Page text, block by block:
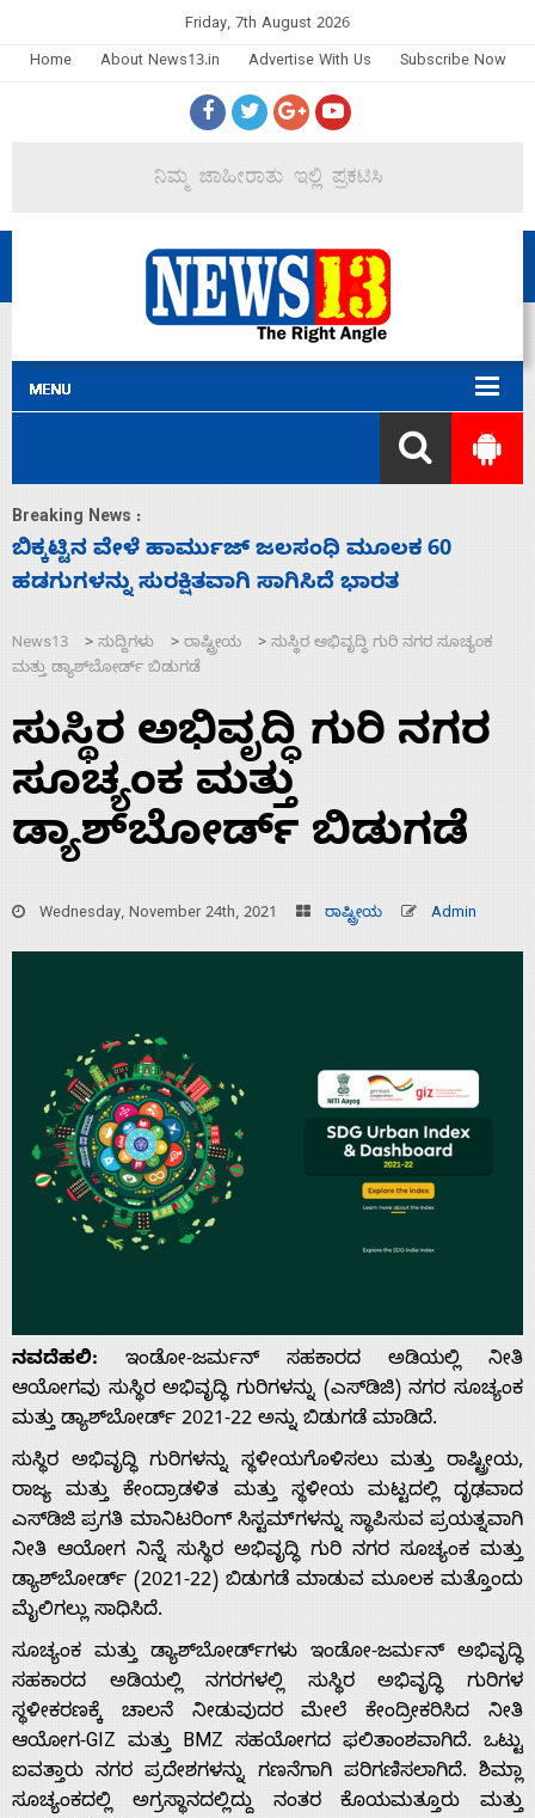
Friday, 7th August 2026
Home
About News13.in Advertise With Us Subscribe Now
Breaking News :
ನಾಗೇಂದ್ರ ರಾಜೀನಾಮೆ ಕೊಡದಿದ್ದರೆ ಸದನ ನಡೆಸಲು
ಬಿಡೆವು: ಛಲವಾದಿ ನಾರಾಯಣಸ್ವಾಮಿ
Home
About
News13 > ಸುದ್ದಿಗಳು > ರಾಷ್ಟ್ರೀಯ > ಸುಸ್ಥಿರ ಅಭಿವೃದ್ಧಿ ಗುರಿ ನಗರ ಸೂಚ್ಯಂಕ
ಮತ್ತು ಡ್ಯಾಶ್‌ಬೋರ್ಡ್ ಬಿಡುಗಡೆ
ಸುಸ್ಥಿರ ಅಭಿವೃದ್ಧಿ ಗುರಿ ನಗರ
ಸೂಚ್ಯಂಕ ಮತ್ತು
ಡ್ಯಾಶ್‌ಬೋರ್ಡ್ ಬಿಡುಗಡೆ
Wednesday, November 24th, 2021 ರಾಷ್ಟ್ರೀಯ Admin
ನವದೆಹಲಿ: ಇಂಡೋ-ಜರ್ಮನ್ ಸಹಕಾರದ ಅಡಿಯಲ್ಲಿ ನೀತಿ
ಆಯೋಗವು ಸುಸ್ಥಿರ ಅಭಿವೃದ್ಧಿ ಗುರಿಗಳನ್ನು (ಎಸ್‌ಡಿಜಿ) ನಗರ ಸೂಚ್ಯಂಕ
ಮತ್ತು ಡ್ಯಾಶ್‌ಬೋರ್ಡ್ 2021-22 ಅನ್ನು ಬಿಡುಗಡೆ ಮಾಡಿದೆ.
ಸುಸ್ಥಿರ ಅಭಿವೃದ್ಧಿ ಗುರಿಗಳನ್ನು ಸ್ಥಳೀಯಗೊಳಿಸಲು ಮತ್ತು ರಾಷ್ಟ್ರೀಯ,
ರಾಜ್ಯ ಮತ್ತು ಕೇಂದ್ರಾಡಳಿತ ಮತ್ತು ಸ್ಥಳೀಯ ಮಟ್ಟದಲ್ಲಿ ದೃಢವಾದ
ಎಸ್‌ಡಿಜಿ ಪ್ರಗತಿ ಮಾನಿಟರಿಂಗ್ ಸಿಸ್ಟಮ್‌ಗಳನ್ನು ಸ್ಥಾಪಿಸುವ ಪ್ರಯತ್ನವಾಗಿ
ನೀತಿ ಆಯೋಗ ನಿನ್ನೆ ಸುಸ್ಥಿರ ಅಭಿವೃದ್ಧಿ ಗುರಿ ನಗರ ಸೂಚ್ಯಂಕ ಮತ್ತು
ಡ್ಯಾಶ್‌ಬೋರ್ಡ್ (2021-22) ಬಿಡುಗಡೆ ಮಾಡುವ ಮೂಲಕ ಮತ್ತೊಂದು
ಮೈಲಿಗಲ್ಲು ಸಾಧಿಸಿದೆ.
ಸೂಚ್ಯಂಕ ಮತ್ತು ಡ್ಯಾಶ್‌ಬೋರ್ಡ್‌ಗಳು ಇಂಡೋ-ಜರ್ಮನ್ ಅಭಿವೃದ್ಧಿ
ಸಹಕಾರದ ಅಡಿಯಲ್ಲಿ ನಗರಗಳಲ್ಲಿ ಸುಸ್ಥಿರ ಅಭಿವೃದ್ಧಿ ಗುರಿಗಳ
ಸ್ಥಳೀಕರಣಕ್ಕೆ ಚಾಲನೆ ನೀಡುವುದರ ಮೇಲೆ ಕೇಂದ್ರೀಕರಿಸಿದ ನೀತಿ
ಆಯೋಗ-GIZ ಮತ್ತು BMZ ಸಹಯೋಗದ ಫಲಿತಾಂಶವಾಗಿದೆ. ಒಟ್ಟು
ಐವತ್ತಾರು ನಗರ ಪ್ರದೇಶಗಳನ್ನು ಗಣನೆಗಾಗಿ ಪರಿಗಣಿಸಲಾಗಿದೆ. ಶಿಮ್ಲಾ
ಸೂಚ್ಯಂಕದಲ್ಲಿ ಅಗ್ರಸ್ಥಾನದಲ್ಲಿದ್ದು ನಂತರ ಕೊಯಮತ್ತೂರು ಮತ್ತು